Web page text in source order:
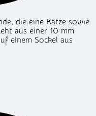
die eine Katze sowie
aus einer 10 mm
einem Sockel aus